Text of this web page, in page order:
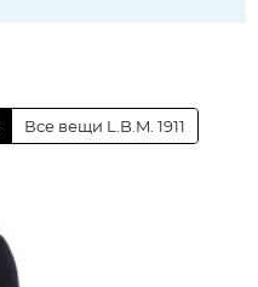
Все вещи L.B.M. 1911